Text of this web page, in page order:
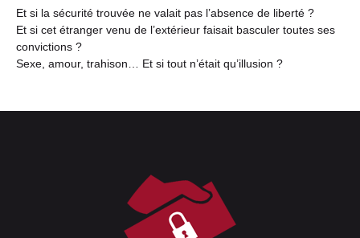
Et si la sécurité trouvée ne valait pas l’absence de liberté ?
Et si cet étranger venu de l’extérieur faisait basculer toutes ses
convictions ?
Sexe, amour, trahison… Et si tout n’était qu’illusion ?